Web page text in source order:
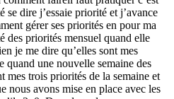
dire j’essaie priorité et j’avance
gérer ses priorités en pour ma
des priorités mensuel quand elle
je me dire qu’elles sont mes
quand une nouvelle semaine des
mes trois priorités de la semaine et
nous avons mise en place avec les